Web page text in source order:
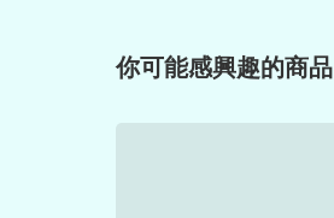
你可能感興趣的商品